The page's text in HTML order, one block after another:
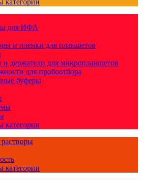
категории
для ИФА
и пленки для планшетов
и держатели для микропланшетов
для пробоотбора
буферы
категории
категории